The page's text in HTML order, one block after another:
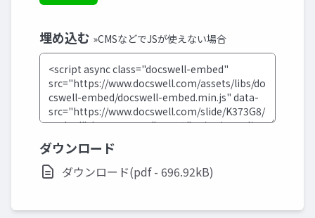
埋め込む »CMSなどでJSが使えない場合
ダウンロード
ダウンロード(pdf - 696.92kB)